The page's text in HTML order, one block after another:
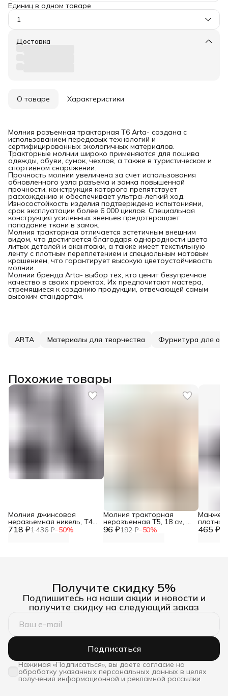
Единиц в одном товаре
1
Доставка
О товаре Характеристики
Молния разъемная тракторная T6 Arta- создана с
использованием передовых технологий и
сертифицированных экологичных материалов.
Тракторные молнии широко применяются для пошива
одежды, обуви, сумок, чехлов, а также в туристическом и
спортивном снаряжении.
Прочность молнии увеличена за счет использования
обновленного узла разъема и замка повышенной
прочности, конструкция которого препятствует
расхождению и обеспечивает ультра-легкий ход.
Износостойкость изделия подтверждена испытаниями,
срок эксплуатации более 6 000 циклов. Специальная
конструкция усиленных звеньев предотвращает
попадание ткани в замок.
Молния тракторная отличается эстетичным внешним
видом, что достигается благодаря однородности цвета
литых деталей и окантовки, а также имеет текстильную
ленту с плотным переплетением и специальным матовым
крашением, что гарантирует высокую цветоустойчивость
молнии.
Молнии бренда Arta- выбор тех, кто ценит безупречное
качество в своих проектах. Их предпочитают мастера,
стремящиеся к созданию продукции, отвечающей самым
высоким стандартам.
ARTA Материалы для творчества Фурнитура для
Похожие товары
718 ₽1 436 ₽−50%
Молния джинсовая
неразьемная никель, Т4-
12см, ширина 2,8 см, 10 96 ₽192 ₽−50%
Молния тракторная
неразъемная Т5, 18 см, 1
замок, Айрис, 128 465 ₽
для
Получите скидку 5%
Подпишитесь на наши акции и новости и
получите скидку на следующий заказ
Подписаться
Нажимая «Подписаться», вы даете согласие на
обработку указанных персональных данных в целях
получения информационной и рекламной рассылки